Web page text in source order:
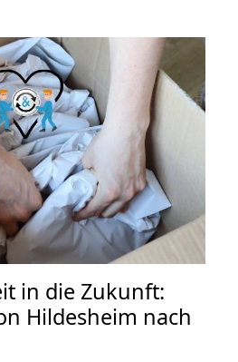
in die Zukunft:
Hildesheim nach